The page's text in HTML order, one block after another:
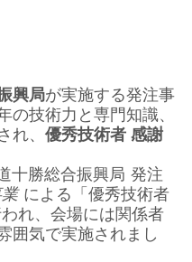
興局が実施する発注事
の技術力と専門知識、
れ、 優秀技術者 感謝
十勝総合振興局 発注
による「優秀技術者
れ、会場には関係者
囲気で実施されまし